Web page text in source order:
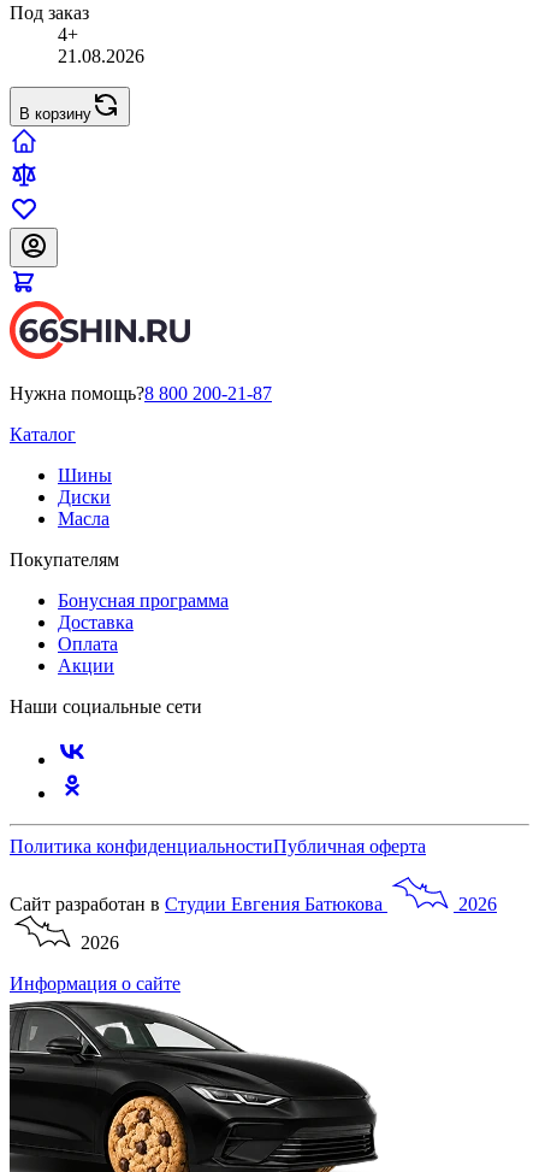
Под заказ
4+
21.08.2026
В корзину
Нужна помощь?8 800 200-21-87
Каталог
Шины
Диски
Масла
Покупателям
Бонусная программа
Доставка
Оплата
Акции
Наши социальные сети
Политика конфиденциальностиПубличная оферта
Сайт разработан в Студии Евгения Батюкова
2026
2026
Информация о сайте